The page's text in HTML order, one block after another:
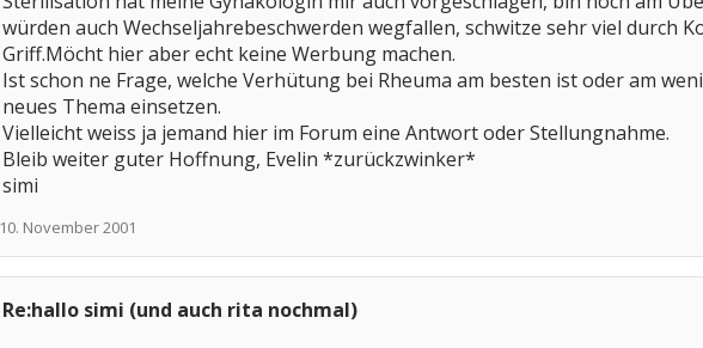
würden auch Wechseljahrebeschwerden wegfallen, schwitze sehr viel durch
Griff.Möcht hier aber echt keine Werbung machen.
Ist schon ne Frage, welche Verhütung bei Rheuma am besten ist oder am
neues Thema einsetzen.
Vielleicht weiss ja jemand hier im Forum eine Antwort oder Stellungnahme.
Bleib weiter guter Hoffnung, Evelin *zurückzwinker*
simi
10. November 2001
Re:hallo simi (und auch rita nochmal)